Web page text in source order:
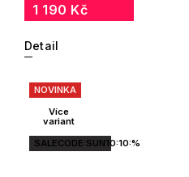
1 190 Kč
Detail
NOVINKA
Více
variant
SALECODE:SUN10:10:%